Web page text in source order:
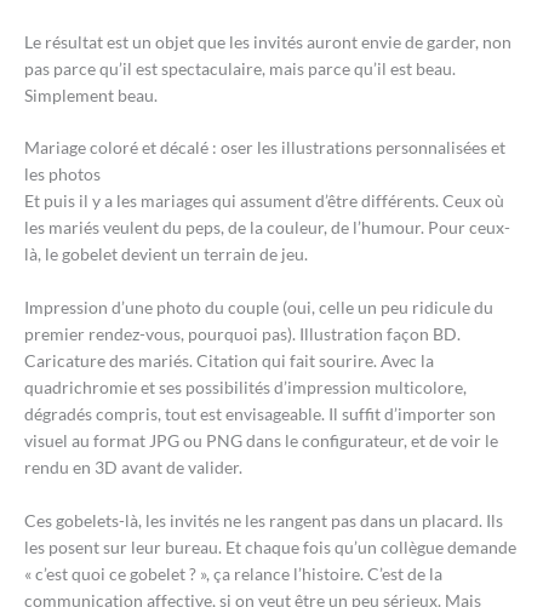
Le résultat est un objet que les invités auront envie de garder, non
pas parce qu’il est spectaculaire, mais parce qu’il est beau.
Simplement beau.
Mariage coloré et décalé : oser les illustrations personnalisées et
les photos
Et puis il y a les mariages qui assument d’être différents. Ceux où
les mariés veulent du peps, de la couleur, de l’humour. Pour ceux-
là, le gobelet devient un terrain de jeu.
Impression d’une photo du couple (oui, celle un peu ridicule du
premier rendez-vous, pourquoi pas). Illustration façon BD.
Caricature des mariés. Citation qui fait sourire. Avec la
quadrichromie et ses possibilités d’impression multicolore,
dégradés compris, tout est envisageable. Il suffit d’importer son
visuel au format JPG ou PNG dans le configurateur, et de voir le
rendu en 3D avant de valider.
Ces gobelets-là, les invités ne les rangent pas dans un placard. Ils
les posent sur leur bureau. Et chaque fois qu’un collègue demande
« c’est quoi ce gobelet ? », ça relance l’histoire. C’est de la
communication affective, si on veut être un peu sérieux. Mais